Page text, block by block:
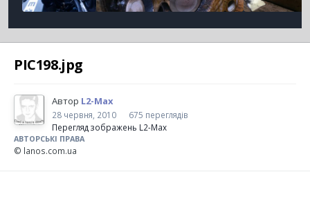
PIC198.jpg
Автор L2-Max
28 червня, 2010
675 переглядів
Перегляд зображень L2-Max
АВТОРСЬКІ ПРАВА
© lanos.com.ua